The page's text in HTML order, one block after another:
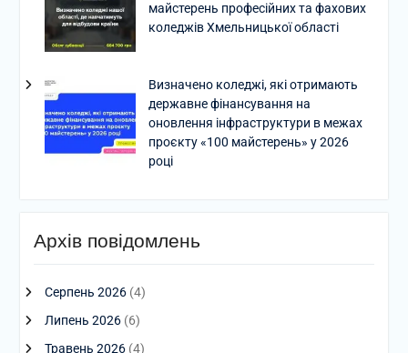
майстерень професійних та фахових
коледжів Хмельницької області
Визначено коледжі, які отримають
державне фінансування на
оновлення інфраструктури в межах
проєкту «100 майстерень» у 2026
році
Архів повідомлень
Серпень 2026(4)
Липень 2026(6)
Травень 2026(4)